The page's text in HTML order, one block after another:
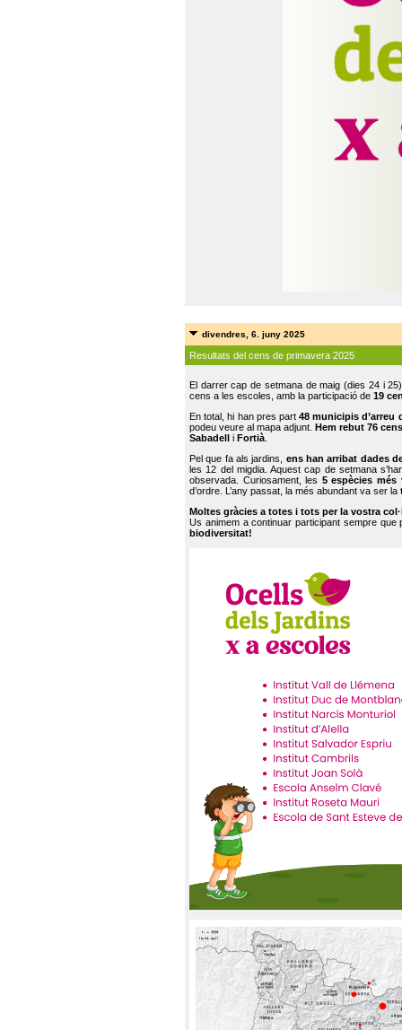
divendres, 6. juny 2025
Resultats del cens de primavera 2025
El darrer cap de setmana de maig (dies 24 i
cens a les escoles, amb la participació de 19
En total, hi han pres part48 municipis d’arreu
podeu veure al mapa adjunt. Hem rebut 76
Sabadell
i Fortià.
Pel que fa als jardins, ens han arribat dades
les 12 del migdia. Aquest cap de setmana
observada. Curiosament, les 5 espècies més
d’ordre. L’any passat, la més abundant va ser la
Moltes gràcies a totes i tots per la vostra
Us animem a continuar participant sempre que
biodiversitat!